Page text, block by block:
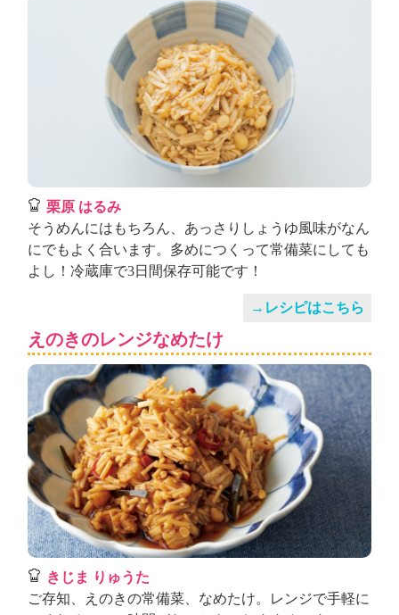
栗原 はるみ
そうめんにはもちろん、あっさりしょうゆ風味がなん
にでもよく合います。多めにつくって常備菜にしても
よし！冷蔵庫で3日間保存可能です！
→レシピはこちら
えのきのレンジなめたけ
きじま りゅうた
ご存知、えのきの常備菜、なめたけ。レンジで手軽に